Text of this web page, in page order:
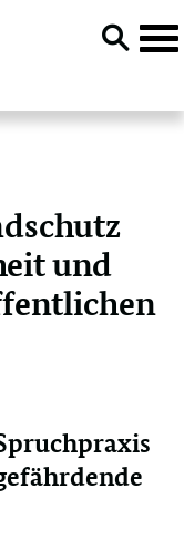
und